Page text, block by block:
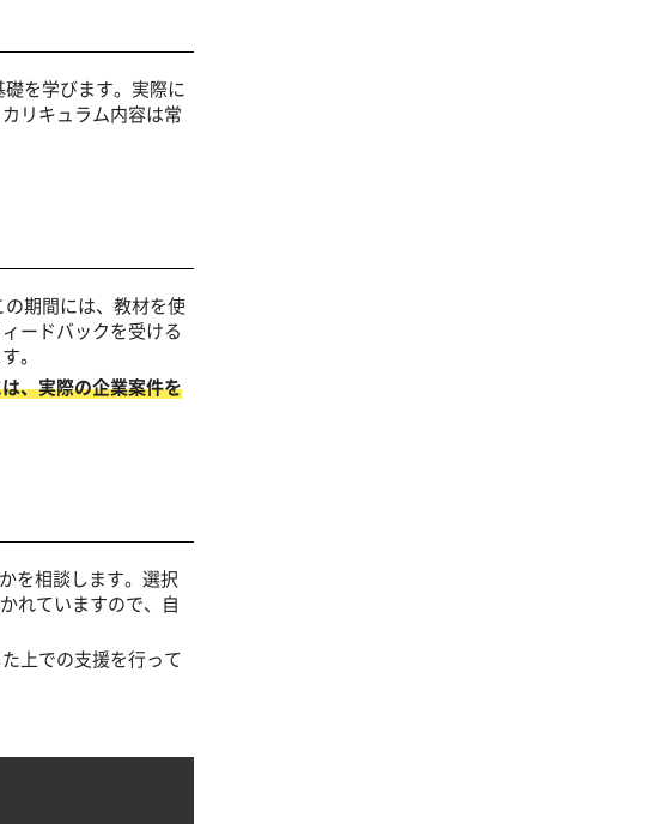
を学びます。実際に
リキュラム内容は常
期間には、教材を使
ードバックを受ける
。
、実際の企業案件を
を相談します。選択
れていますので、自
上での支援を行って